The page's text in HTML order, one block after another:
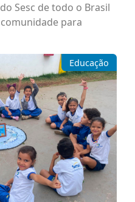
Sesc de todo o Brasil
para
Educação